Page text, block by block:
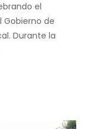
el
Gobierno de
Durante la